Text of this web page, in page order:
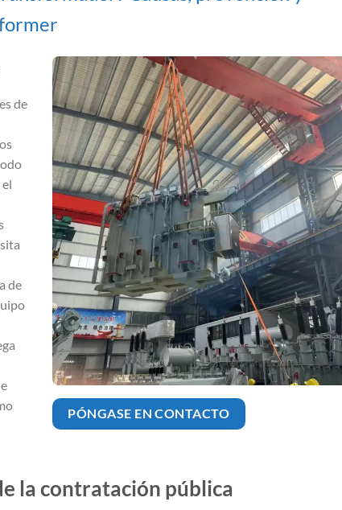
de
de
PÓNGASE EN CONTACTO
la contratación pública